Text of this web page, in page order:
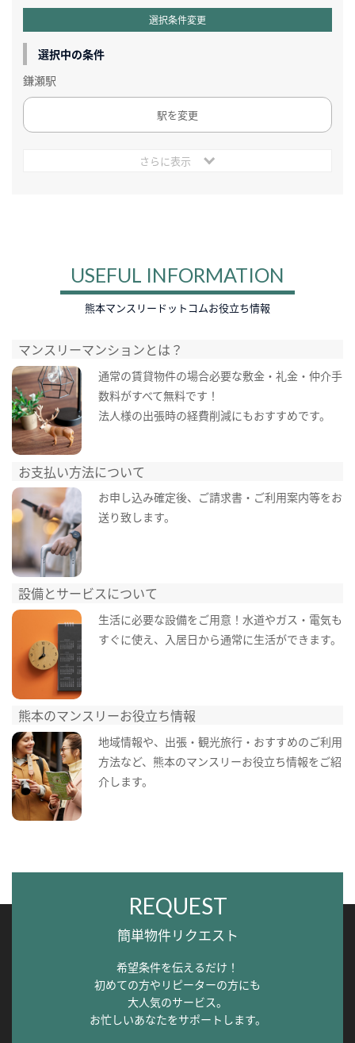
選択条件変更
選択中の条件
鎌瀬駅
駅を変更
さらに表示
USEFUL INFORMATION
熊本マンスリードットコムお役立ち情報
マンスリーマンションとは？
通常の賃貸物件の場合必要な敷金・礼金・仲介手
数料がすべて無料です！
法人様の出張時の経費削減にもおすすめです。
お支払い方法について
お申し込み確定後、ご請求書・ご利用案内等をお
送り致します。
設備とサービスについて
生活に必要な設備をご用意！水道やガス・電気も
すぐに使え、入居日から通常に生活ができます。
熊本のマンスリーお役立ち情報
地域情報や、出張・観光旅行・おすすめのご利用
方法など、熊本のマンスリーお役立ち情報をご紹
介します。
REQUEST
簡単物件リクエスト
希望条件を伝えるだけ！
初めての方やリピーターの方にも
大人気のサービス。
お忙しいあなたをサポートします。